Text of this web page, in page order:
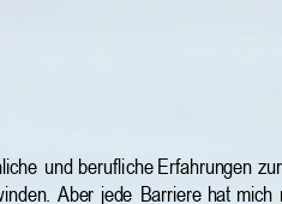
und berufliche Erfahrungen
Aber jede Barriere hat mich